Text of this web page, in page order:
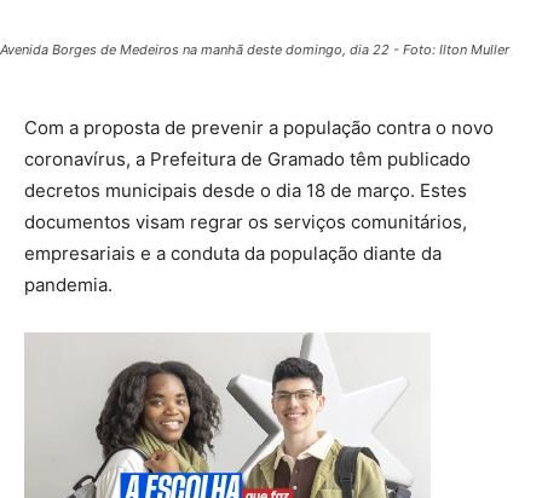
Avenida Borges de Medeiros na manhã deste domingo, dia 22 - Foto: Ilton Muller
Com a proposta de prevenir a população contra o novo
coronavírus, a Prefeitura de Gramado têm publicado
decretos municipais desde o dia 18 de março. Estes
documentos visam regrar os serviços comunitários,
empresariais e a conduta da população diante da
pandemia.